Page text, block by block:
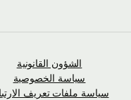
الشؤون القانونية
سياسة الخصوصية
سياسة ملفات تعريف الارتباط